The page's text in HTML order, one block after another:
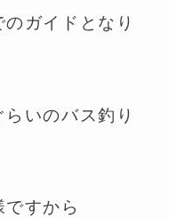
ガイドとなり
いのバス釣り
すから